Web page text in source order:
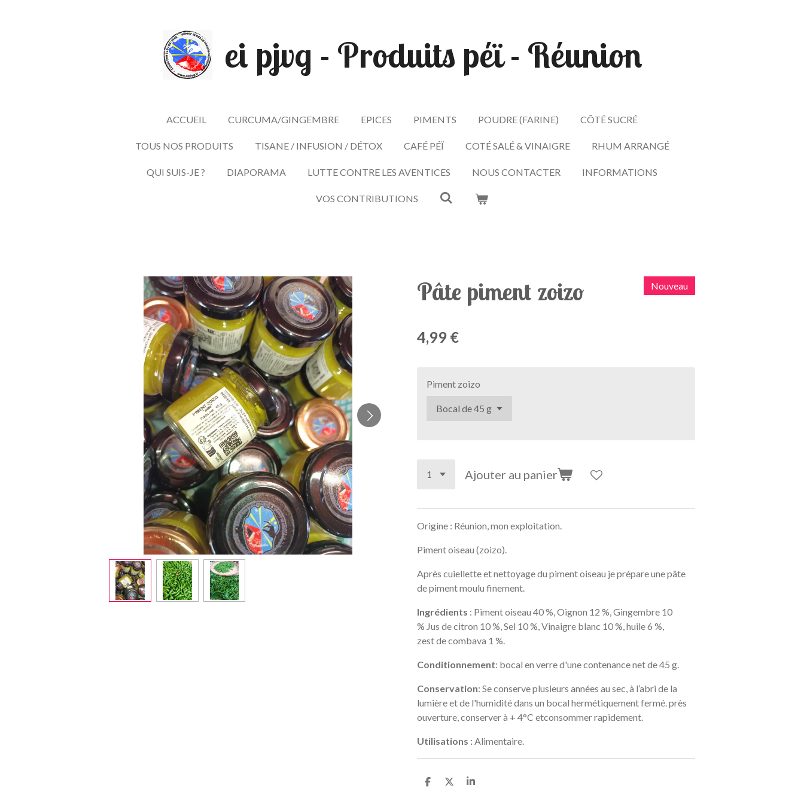
ei pjvg - Produits péï - Réunion
ACCUEIL CURCUMA/GINGEMBRE EPICES PIMENTS POUDRE (FARINE) CÔTÉ SUCRÉ
TOUS NOS PRODUITS TISANE / INFUSION / DÉTOX CAFÉ PÉÏ COTÉ SALÉ & VINAIGRE RHUM ARRANGÉ
QUI SUIS-JE ? DIAPORAMA LUTTE CONTRE LES AVENTICES NOUS CONTACTER INFORMATIONS
VOS CONTRIBUTIONS
Pâte piment zoizo Nouveau
4,99 €
Piment zoizo
Ajouter au panier
Origine : Réunion, mon exploitation.
Piment oiseau (zoizo).
Après cuiellette et nettoyage du piment oiseau je prépare une pâte
de piment moulu finement.
Ingrédients : Piment oiseau 40 %, Oignon 12 %, Gingembre 10
% Jus de citron 10 %, Sel 10 %, Vinaigre blanc 10 %, huile 6 %,
zest de combava 1 %.
Conditionnement: bocal en verre d'une contenance net de 45 g
Conservation: Se conserve plusieurs années au sec, à l’abri de la
lumière et de l'humidité dans un bocal hermétiquement fermé. près
ouverture, conserver à + 4°C etconsommer rapidement.
Utilisations : Alimentaire.
P
P
P